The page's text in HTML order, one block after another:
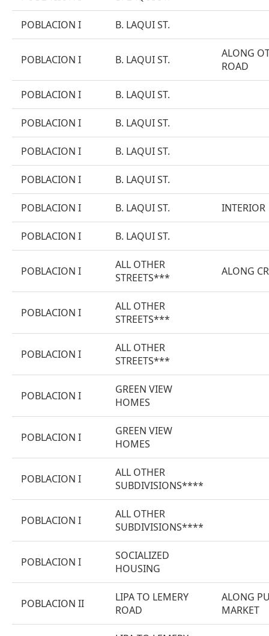
POBLACION I B. LAQUI ST.
POBLACION I B. LAQUI ST.
ALONG
ROAD
POBLACION I B. LAQUI ST.
POBLACION I B. LAQUI ST.
POBLACION I B. LAQUI ST.
POBLACION I B. LAQUI ST.
POBLACION I B. LAQUI ST. INTERIOR
POBLACION I B. LAQUI ST.
POBLACION I
ALL OTHER
STREETS***
ALONG
POBLACION I
ALL OTHER
STREETS***
POBLACION I
ALL OTHER
STREETS***
POBLACION I
GREEN VIEW
HOMES
POBLACION I
GREEN VIEW
HOMES
POBLACION I
ALL OTHER
SUBDIVISIONS****
POBLACION I
ALL OTHER
SUBDIVISIONS****
POBLACION I
SOCIALIZED
HOUSING
POBLACION II
LIPA TO LEMERY
ROAD
ALONG
MARKET